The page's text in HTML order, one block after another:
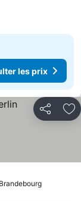
les prix
Partager